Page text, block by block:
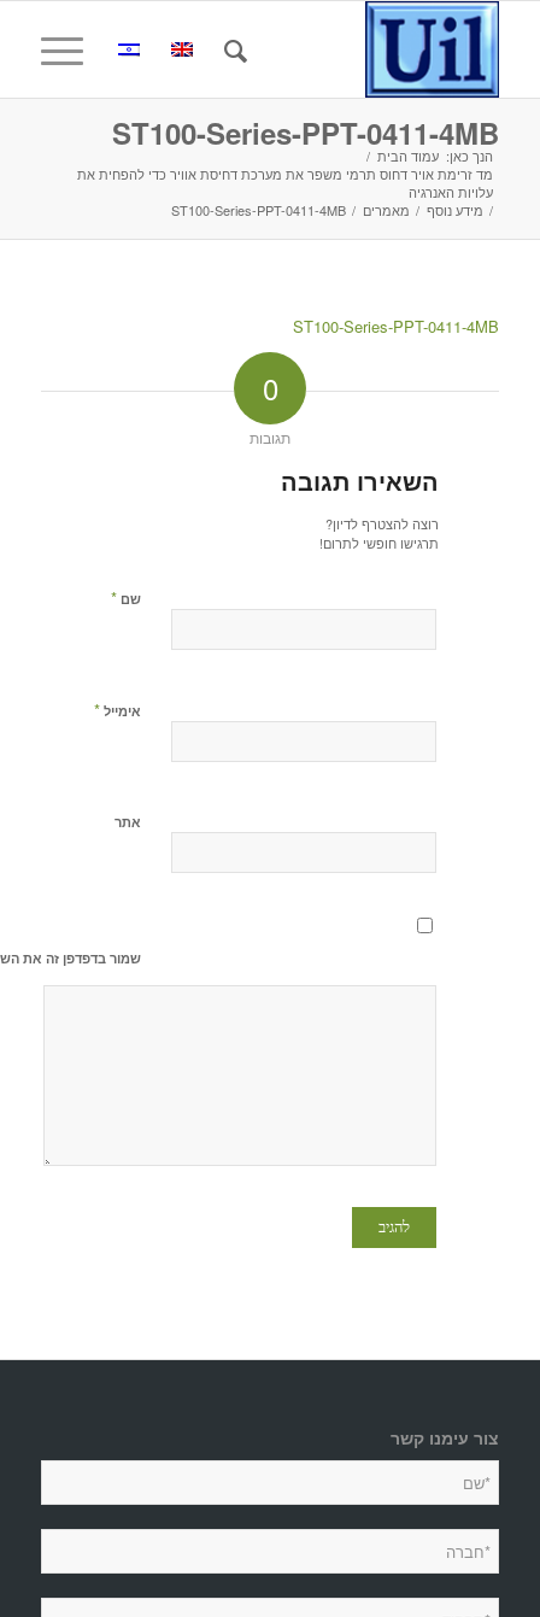
ST100-Series-PPT-0411-4MB
הנך כאן: עמוד הבית /
מד זרימת אויר דחוס תרמי משפר את מערכת דחיסת אוויר כדי להפחית את
עלויות האנרגיה
/ מידע נוסף / מאמרים /
ST100-Series-PPT-0411-4MB
ST100-Series-PPT-0411-4MB
0
תגובות
השאירו תגובה
רוצה להצטרף לדיון?
תרגישו חופשי לתרום!
שם *
אימייל *
אתר
שמור בדפדפן זה את
צור עימנו קשר